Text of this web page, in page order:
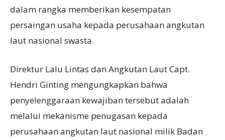
dalam rangka memberikan kesempatan
persaingan usaha kepada perusahaan angkutan
laut nasional swasta.
Direktur Lalu Lintas dan Angkutan Laut Capt.
Hendri Ginting mengungkapkan bahwa
penyelenggaraan kewajiban tersebut adalah
melalui mekanisme penugasan kepada
perusahaan angkutan laut nasional milik Badan